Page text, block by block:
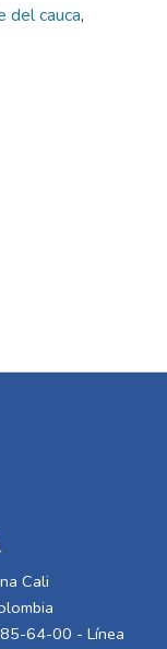
del cauca,
Cali
64-00 - Línea